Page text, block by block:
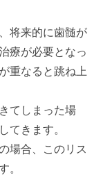
将来的に歯髄が
療が必要となっ
重なると跳ね上
てしまった場
てきます。
場合、このリス
。